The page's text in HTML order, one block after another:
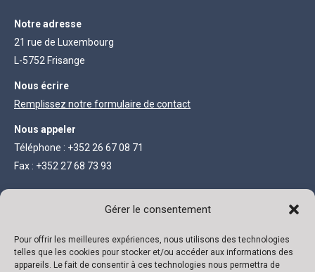
Gérer le consentement
Pour offrir les meilleures expériences, nous utilisons des technologies
telles que les cookies pour stocker et/ou accéder aux informations des
appareils. Le fait de consentir à ces technologies nous permettra de
Notre adresse
21 rue de Luxembourg
L-5752 Frisange
Nous écrire
Remplissez notre formulaire de contact
Nous appeler
Téléphone : +352 26 67 08 71
Fax : +352 27 68 73 93
INFORMATIONS LÉGALES
Société anonyme au capital de 111 300 €
R.C. Luxembourg B 118719